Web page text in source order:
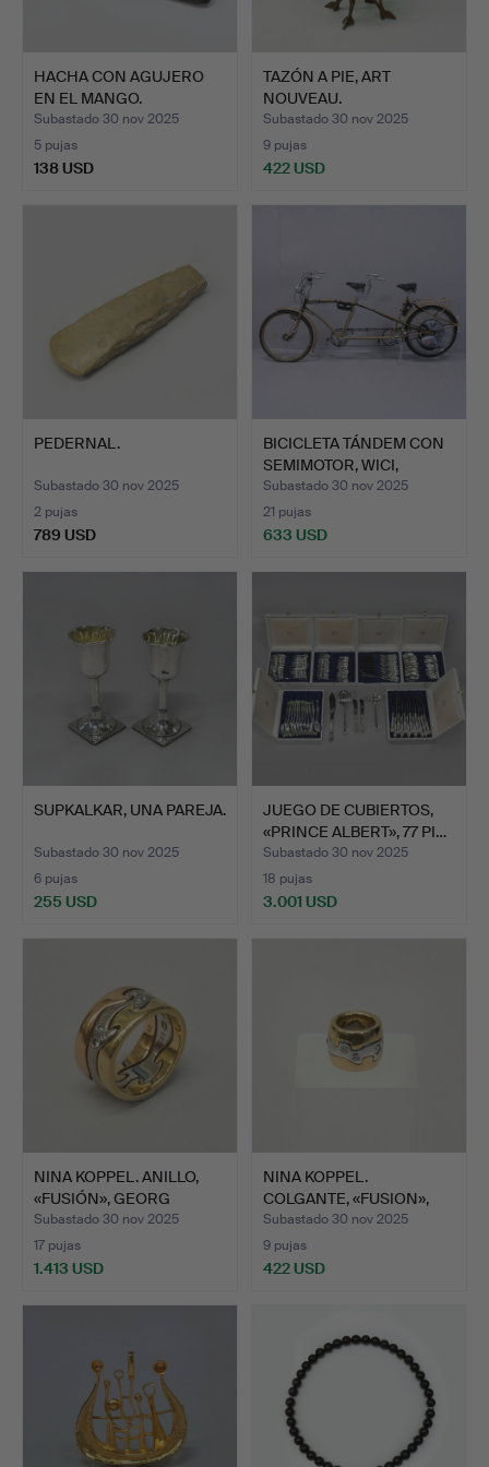
HACHA CON AGUJERO
EN EL MANGO.
Subastado 30 nov 2025
5 pujas
138 USD
TAZÓN A PIE, ART
NOUVEAU.
Subastado 30 nov 2025
9 pujas
422 USD
PEDERNAL.
Subastado 30 nov 2025
2 pujas
789 USD
BICICLETA TÁNDEM CON
SEMIMOTOR, WICI,
AÑOS…
Subastado 30 nov 2025
21 pujas
633 USD
SUPKALKAR, UNA PAREJA.
Subastado 30 nov 2025
6 pujas
255 USD
JUEGO DE CUBIERTOS,
«PRINCE ALBERT», 77 PI…
Subastado 30 nov 2025
18 pujas
3.001 USD
NINA KOPPEL. ANILLO,
«FUSIÓN», GEORG
JENSE…
Subastado 30 nov 2025
17 pujas
1.413 USD
NINA KOPPEL.
COLGANTE, «FUSION»,
GEORG JEN…
Subastado 30 nov 2025
9 pujas
422 USD